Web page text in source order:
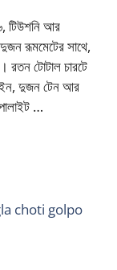
আর
রূমমেটের সাথে,
রতন টোটাল চারটে
দুজন টেন আর
…
choti golpo